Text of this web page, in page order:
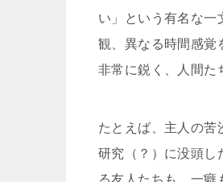
い」という有名な一
観、異なる時間感覚
非常に鋭く、人間た
たとえば、主人の苦
研究（？）に没頭し
る友人たちも、一